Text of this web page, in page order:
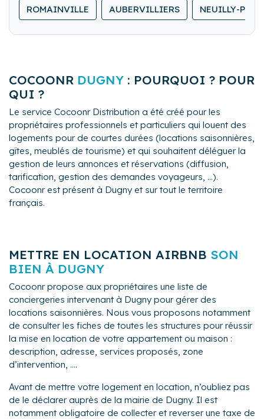
logement.
Nous lavons, repassons et rangeons le linge de
ROMAINVILLE AUBERVILLIERS NEUILLY-
COCOONR DUGNY : POURQUOI ? POUR
QUI ?
Le service Cocoonr Distribution a été créé pour les
propriétaires professionnels et particuliers qui louent des
logements pour de courtes durées (locations saisonnières,
gîtes, meublés de tourisme) et qui souhaitent déléguer la
gestion de leurs annonces et réservations (diffusion,
tarification, gestion des demandes voyageurs, ...).
Cocoonr est présent à Dugny et sur tout le territoire
français.
METTRE EN LOCATION AIRBNB SON
BIEN À DUGNY
Cocoonr propose aux propriétaires une liste de
conciergeries intervenant à Dugny pour gérer des
locations saisonnières. Nous vous proposons notamment
de consulter les fiches de toutes les structures pour réussir
la mise en location de votre appartement ou maison :
description, adresse, services proposés, zone
d’intervention, ....
Avant de mettre votre logement en location, n’oubliez pas
de le déclarer auprès de la mairie de Dugny. Il est
notamment obligatoire de collecter et reverser une taxe de